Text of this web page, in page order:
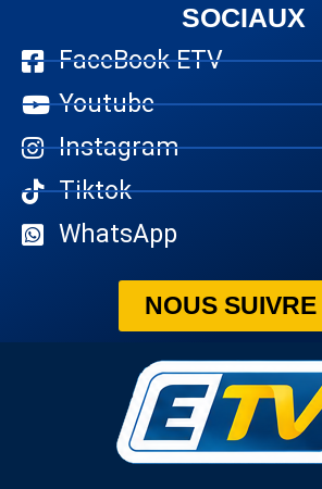
SOCIAUX
FaceBook ETV
Youtube
Instagram
Tiktok
WhatsApp
NOUS